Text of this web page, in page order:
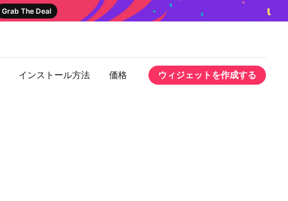
Grab The Deal
インストール方法 価格 ウィジェットを作成する